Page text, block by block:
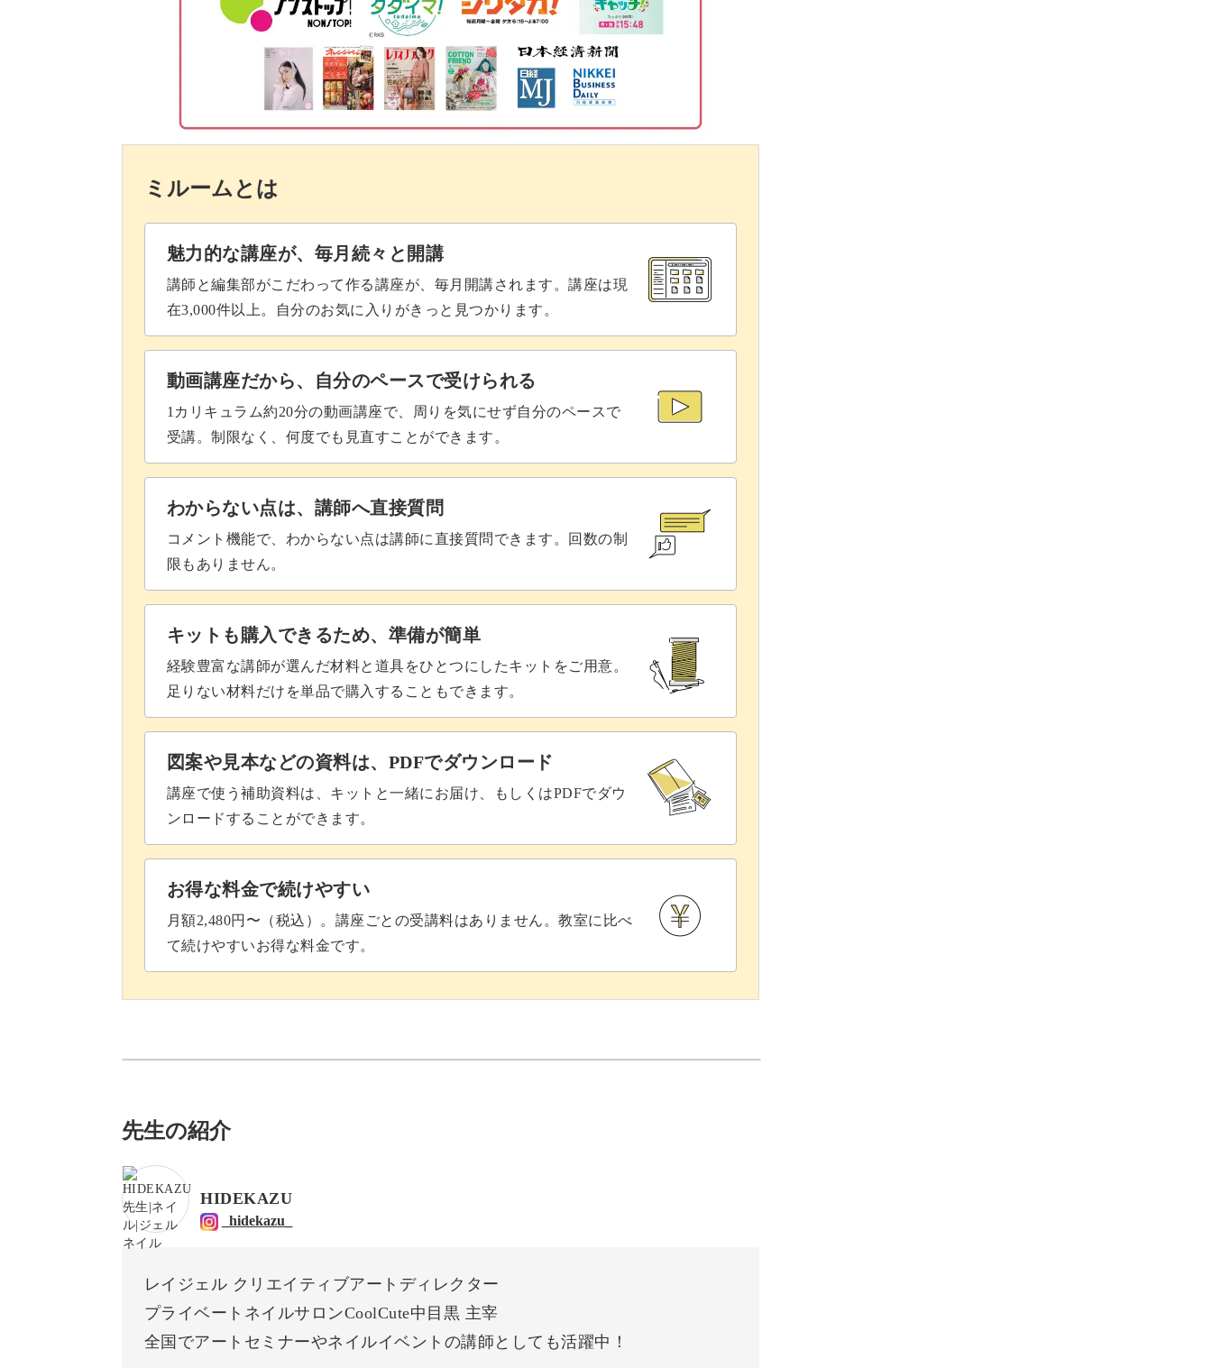
トップコーティングではパーツの光沢を引き立たせるテクニックもご紹介。
仕上がりのクオリティをアップさせる技を、ぜひ動画で見てみてくださいね。
時短でできるのでサロンワークでも大活躍！
ベースのカラーやヒョウ柄の色を変えてみるのも面白いですよ。
定番のヒョウ柄を少しアレンジした注目度抜群のこのアート。
ぜひマスターしていろんなバリエーションを広げてみましょう！
トップジェルを塗る
ミルームとは
魅力的な講座が、毎月続々と開講
講師と編集部がこだわって作る講座が、毎月開講されます。講座は現
在3,000件以上。自分のお気に入りがきっと見つかります。
動画講座だから、自分のペースで受けられる
1カリキュラム約20分の動画講座で、周りを気にせず自分のペースで
受講。制限なく、何度でも見直すことができます。
わからない点は、講師へ直接質問
コメント機能で、わからない点は講師に直接質問できます。回数の制
限もありません。
キットも購入できるため、準備が簡単
経験豊富な講師が選んだ材料と道具をひとつにしたキットをご用意。
足りない材料だけを単品で購入することもできます。
図案や見本などの資料は、PDFでダウンロード
講座で使う補助資料は、キットと一緒にお届け、もしくはPDFでダウ
ンロードすることができます。
お得な料金で続けやすい
月額2,480円〜（税込）。講座ごとの受講料はありません。教室に比べ
て続けやすいお得な料金です。
先生の紹介
HIDEKAZU
_hidekazu_
レイジェル クリエイティブアートディレクター
プライベートネイルサロンCoolCute中目黒 主宰
全国でアートセミナーやネイルイベントの講師としても活躍中！